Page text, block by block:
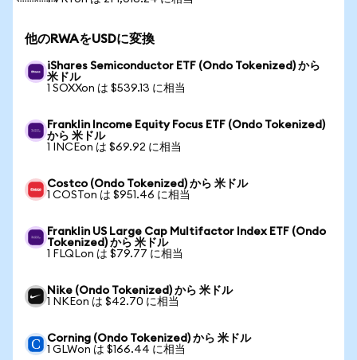
他のRWAをUSDに変換
iShares Semiconductor ETF (Ondo Tokenized) から
米ドル
1 SOXXon は $539.13 に相当
Franklin Income Equity Focus ETF (Ondo Tokenized)
から 米ドル
1 INCEon は $69.92 に相当
Costco (Ondo Tokenized) から 米ドル
1 COSTon は $951.46 に相当
Franklin US Large Cap Multifactor Index ETF (Ondo
Tokenized) から 米ドル
1 FLQLon は $79.77 に相当
Nike (Ondo Tokenized) から 米ドル
1 NKEon は $42.70 に相当
Corning (Ondo Tokenized) から 米ドル
1 GLWon は $166.44 に相当